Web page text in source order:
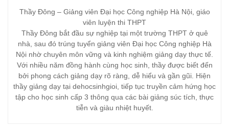
Thầy Đông – Giảng viên Đại học Công nghiệp Hà Nội, giáo
viên luyện thi THPT
Thầy Đông bắt đầu sự nghiệp tại một trường THPT ở quê
nhà, sau đó trúng tuyển giảng viên Đại học Công nghiệp Hà
Nội nhờ chuyên môn vững và kinh nghiệm giảng dạy thực tế.
Với nhiều năm đồng hành cùng học sinh, thầy được biết đến
bởi phong cách giảng dạy rõ ràng, dễ hiểu và gần gũi. Hiện
thầy giảng dạy tại dehocsinhgioi, tiếp tục truyền cảm hứng học
tập cho học sinh cấp 3 thông qua các bài giảng súc tích, thực
tiễn và giàu nhiệt huyết.